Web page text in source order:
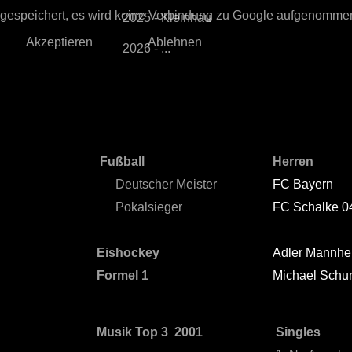
2025 - Kleinhau
2026 - ...
Fußball
Herren
Deutscher Meister
FC Bayern
Pokalsieger
FC Schalke
Eishockey
Adler
Formel 1
Michael
Musik Top 3 2001
Singles
gespeichert, es wird keine Verbindung zu Google
Akzeptieren
Ablehnen